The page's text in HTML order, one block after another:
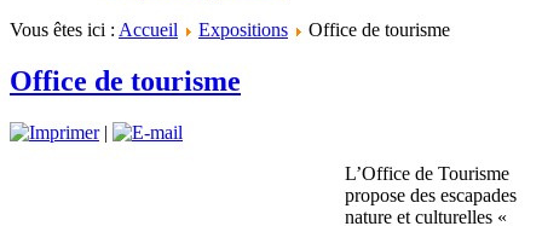
Vous êtes ici : Accueil Expositions Office de tourisme
Office de tourisme
|
L’Office de Tourisme
propose des escapades
nature et culturelles «